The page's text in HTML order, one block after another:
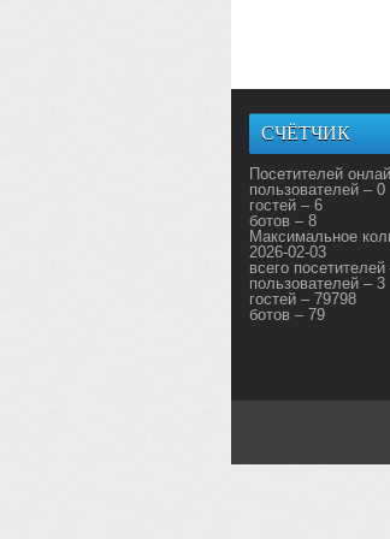
СЧЁТЧИК
Посетителей
пользователей – 0
гостей – 6
ботов – 8
Максимальное
2026-02-03
всего
пользователей – 3
гостей – 79798
ботов – 79